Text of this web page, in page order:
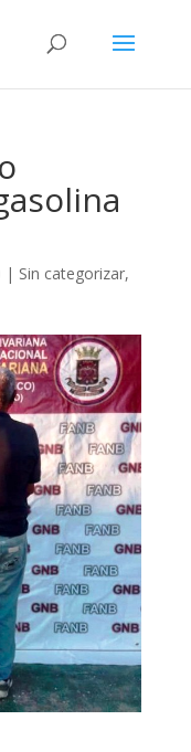
| Sin categorizar,